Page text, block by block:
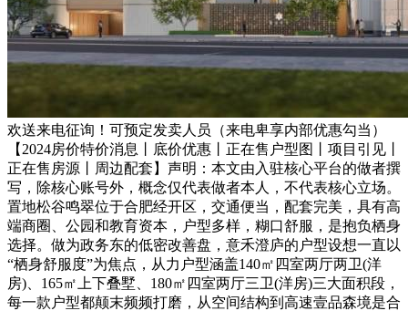
欢送来电征询！可预定发卖人员（来电卑享内部优惠勾当）
【2024房价特价消息丨底价优惠丨正在售户型图丨项目引见丨
正在售房源丨周边配套】声明：本文由入驻核心平台的做者撰
写，除核心账号外，概念仅代表做者本人，不代表核心立场。
置地松谷鸣翠位于合肥经开区，交通便当，配套完美，具有高
端商圈、公园和教育资本，户型多样，糊口舒服，是抱负栖身
选择。做为政务东的低密改善盘，意禾澄庐的户型设想一直以
“栖身舒服度”为焦点，从力户型涵盖140㎡四室两厅两卫(洋
房)、165㎡上下叠墅、180㎡四室两厅三卫(洋房)三大面积段，
每一款户型都颠末频频打磨，从空间结构到高速壹品森境是合